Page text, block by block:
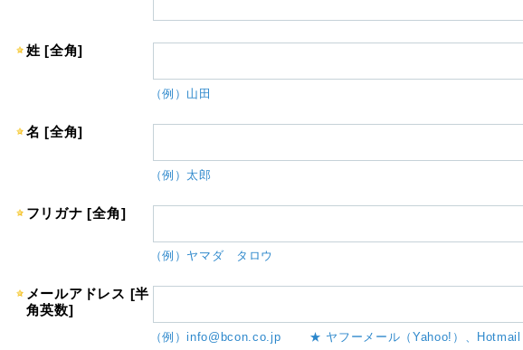
姓 [全角]
（例）山田
名 [全角]
（例）太郎
フリガナ [全角]
（例）ヤマダ タロウ
メールアドレス [半
角英数]
（例）info@bcon.co.jp ★ ヤフーメール（Yahoo!）、Hotmail（